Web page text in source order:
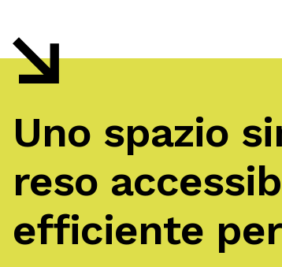
Uno spazio
reso
efficiente